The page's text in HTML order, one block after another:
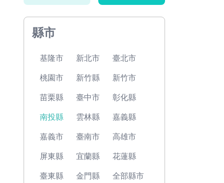
縣市
基隆市 新北市 臺北市
桃園市 新竹縣 新竹市
苗栗縣 臺中市 彰化縣
南投縣 雲林縣 嘉義縣
嘉義市 臺南市 高雄市
屏東縣 宜蘭縣 花蓮縣
臺東縣 金門縣 全部縣市